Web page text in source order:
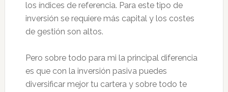
los índices de referencia. Para este tipo de
inversión se requiere más capital y los costes
de gestión son altos.
Pero sobre todo para mi la principal diferencia
es que con la inversión pasiva puedes
diversificar mejor tu cartera y sobre todo te